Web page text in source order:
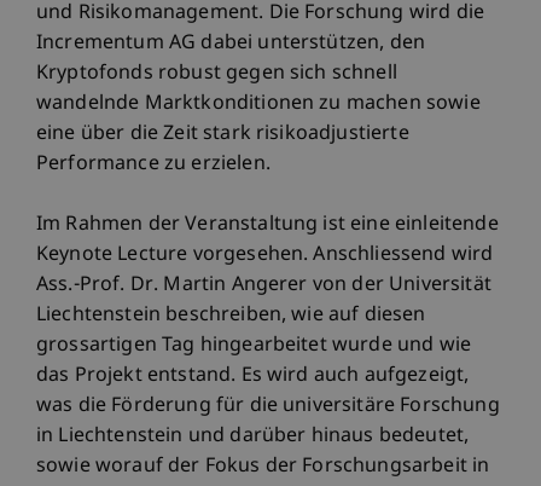
und Risikomanagement. Die Forschung wird die
Incrementum AG dabei unterstützen, den
Kryptofonds robust gegen sich schnell
wandelnde Marktkonditionen zu machen sowie
eine über die Zeit stark risikoadjustierte
Performance zu erzielen.
Im Rahmen der Veranstaltung ist eine einleitende
Keynote Lecture vorgesehen. Anschliessend wird
Ass.-Prof. Dr. Martin Angerer von der Universität
Liechtenstein beschreiben, wie auf diesen
grossartigen Tag hingearbeitet wurde und wie
das Projekt entstand. Es wird auch aufgezeigt,
was die Förderung für die universitäre Forschung
in Liechtenstein und darüber hinaus bedeutet,
sowie worauf der Fokus der Forschungsarbeit in